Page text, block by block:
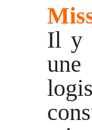
Il y